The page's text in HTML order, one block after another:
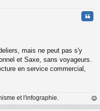
mais ne peut pas s'y
et Saxe, sans voyageurs.
en service commercial,
et l'infographie.
au